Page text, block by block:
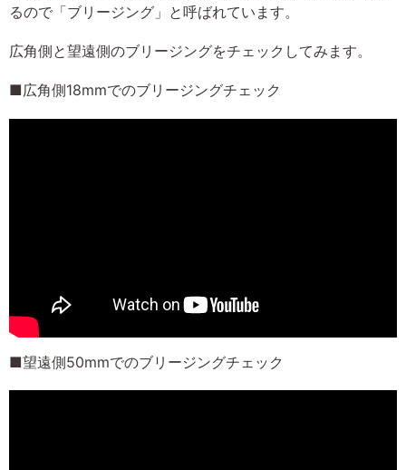
るので「ブリージング」と呼ばれています。
広角側と望遠側のブリージングをチェックしてみます。
■広角側18mmでのブリージングチェック
■望遠側50mmでのブリージングチェック